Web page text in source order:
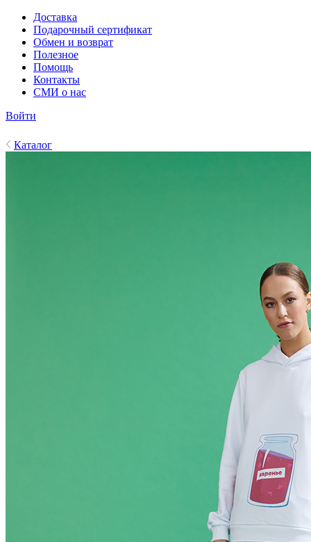
Доставка
Подарочный сертификат
Обмен и возврат
Полезное
Помощь
Контакты
СМИ о нас
Войти
Каталог